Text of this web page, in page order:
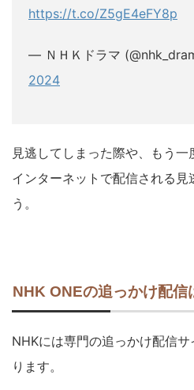
https://t.co/Z5gE4eFY8p
— ＮＨＫドラマ
2024
見逃してしまった際や、もう
インターネットで配信される見
う。
NHK ONEの追っかけ配信
NHKには専門の追っかけ配信サ
ります。